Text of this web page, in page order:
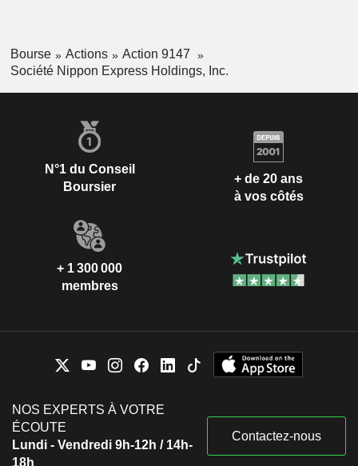
Bourse Actions
Action 9147
Société Nippon Express Holdings, Inc.
N°1 du Conseil
Boursier
+ de 20 ans
à vos côtés
+ 1 300 000
membres
NOS EXPERTS À VOTRE
ÉCOUTE
Lundi - Vendredi 9h-12h / 14h-
18h
Contactez-nous